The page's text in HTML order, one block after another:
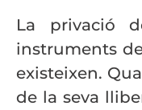
La privació
instruments
existeixen.
de la seva